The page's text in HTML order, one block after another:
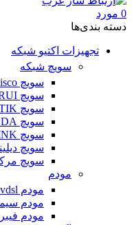
0 مورد
دسته‌ بندی‌ها
تجهیزات اکتیو شبکه
سویچ شبکه
سویچ cisco
سویچ HRUI
سویچ MICROTIK
سویچ TENDA
سویچ TPLINK
سویچ
سویچ
مودم
مودم dsl-vdsl
مودم
مودم